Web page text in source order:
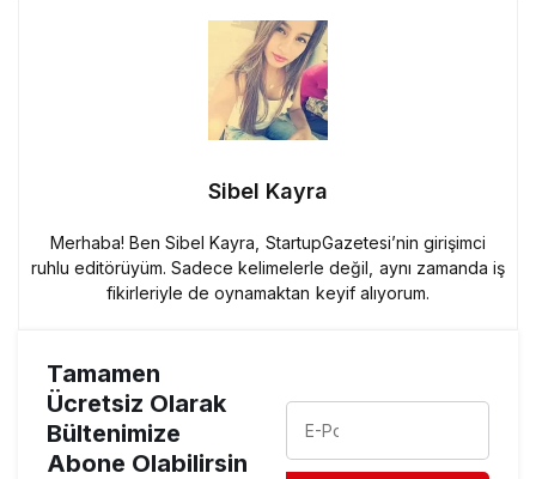
Sibel Kayra
Merhaba! Ben Sibel Kayra, StartupGazetesi’nin girişimci
ruhlu editörüyüm. Sadece kelimelerle değil, aynı zamanda iş
fikirleriyle de oynamaktan keyif alıyorum.
Tamamen
Ücretsiz Olarak
Bültenimize
Abone Olabilirsin